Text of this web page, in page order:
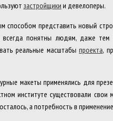
застройщики и девелоперы.
способом представить новый
понятны людям, даже
реальные масштабыпроекта,
макеты применялись для
институте существовали свои
а потребность в